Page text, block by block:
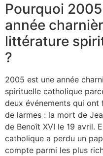
Pourquoi
année
littérature
?
2005 est une année
spirituelle catholique
deux événements qui ont
de larmes : la mort de
de Benoît XVI le 19 avril.
catholique a perdu un
compte parmi les plus